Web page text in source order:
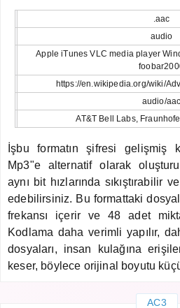
.aac
audio
Apple iTunes VLC media player
https://en.wikipedia.org/wiki/
audio/aac
AT&T Bell Labs,
İşbu formatın şifresi gelişmiş
Mp3"e alternatif olarak
aynı bit hızlarında sıkıştırabilir
edebilirsiniz. Bu formattaki
frekansı içerir ve 48 adet
Kodlama daha verimli yapılır,
dosyaları, insan kulağına
keser, böylece orijinal boyutu
AC3